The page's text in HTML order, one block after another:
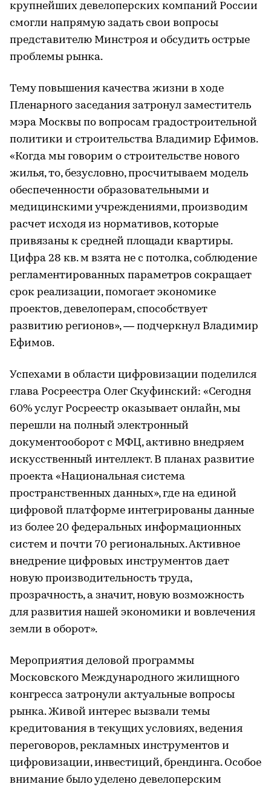
крупнейших девелоперских компаний России
смогли напрямую задать свои вопросы
представителю Минстроя и обсудить острые
проблемы рынка.
Тему повышения качества жизни в ходе
Пленарного заседания затронул заместитель
мэра Москвы по вопросам градостроительной
политики и строительства Владимир Ефимов.
«Когда мы говорим о строительстве нового
жилья, то, безусловно, просчитываем модель
обеспеченности образовательными и
медицинскими учреждениями, производим
расчет исходя из нормативов, которые
привязаны к средней площади квартиры.
Цифра 28 кв. м взята не с потолка, соблюдение
регламентированных параметров сокращает
срок реализации, помогает экономике
проектов, девелоперам, способствует
развитию регионов», — подчеркнул Владимир
Ефимов.
Успехами в области цифровизации поделился
глава Росреестра Олег Скуфинский: «Сегодня
60% услуг Росреестр оказывает онлайн, мы
перешли на полный электронный
документооборот с МФЦ, активно внедряем
искусственный интеллект. В планах развитие
проекта «Национальная система
пространственных данных», где на единой
цифровой платформе интегрированы данные
из более 20 федеральных информационных
систем и почти 70 региональных. Активное
внедрение цифровых инструментов дает
новую производительность труда,
прозрачность, а значит, новую возможность
для развития нашей экономики и вовлечения
земли в оборот».
Мероприятия деловой программы
Московского Международного жилищного
конгресса затронули актуальные вопросы
рынка. Живой интерес вызвали темы
кредитования в текущих условиях, ведения
переговоров, рекламных инструментов и
цифровизации, инвестиций, брендинга. Особое
внимание было уделено девелоперским